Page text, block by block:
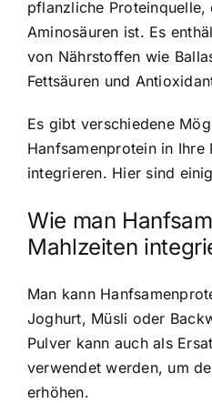
pflanzliche Proteinquelle,
Aminosäuren ist. Es
von Nährstoffen wie
Fettsäuren und
Es gibt verschiedene
Hanfsamenprotein in Ihre
integrieren. Hier sind
Wie man
Mahlzeiten
Man kann
Joghurt, Müsli oder
Pulver kann auch als
verwendet werden, um
erhöhen.